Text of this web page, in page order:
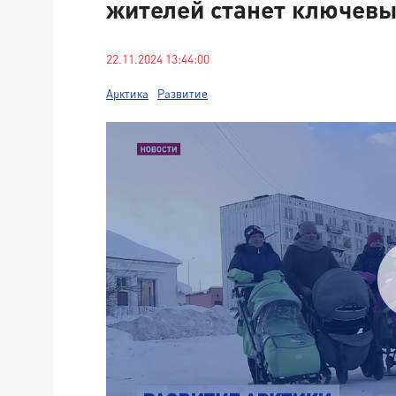
жителей станет
22.11.2024 13:44:00
Арктика Развитие